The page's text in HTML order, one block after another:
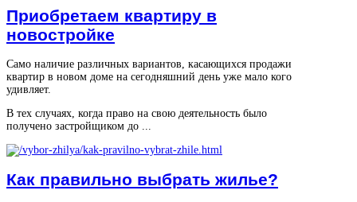
Приобретаем квартиру в
новостройке
Само наличие различных вариантов, касающихся продажи
квартир в новом доме на сегодняшний день уже мало кого
удивляет.
В тех случаях, когда право на свою деятельность было
получено застройщиком до ...
Как правильно выбрать жилье?